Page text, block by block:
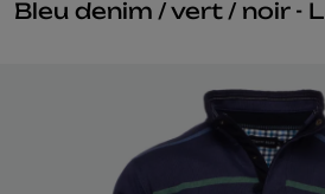
Bleu denim / vert / noir - L